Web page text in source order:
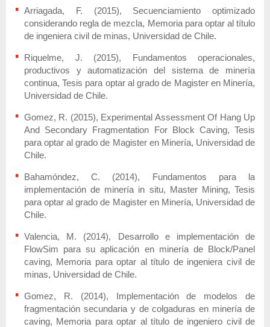
Arriagada, F. (2015), Secuenciamiento optimizado
considerando regla de mezcla, Memoria para optar al título
de ingeniera civil de minas, Universidad de Chile.
Riquelme, J. (2015), Fundamentos operacionales,
productivos y automatización del sistema de minería
continua, Tesis para optar al grado de Magister en Minería,
Universidad de Chile.
Gomez, R. (2015), Experimental Assessment Of Hang Up
And Secondary Fragmentation For Block Caving, Tesis
para optar al grado de Magister en Minería, Universidad de
Chile.
Bahamóndez, C. (2014), Fundamentos para la
implementación de minería in situ, Master Mining, Tesis
para optar al grado de Magister en Minería, Universidad de
Chile.
Valencia, M. (2014), Desarrollo e implementación de
FlowSim para su aplicación en minería de Block/Panel
caving, Memoria para optar al título de ingeniera civil de
minas, Universidad de Chile.
Gomez, R. (2014), Implementación de modelos de
fragmentación secundaria y de colgaduras en minería de
caving, Memoria para optar al título de ingeniero civil de